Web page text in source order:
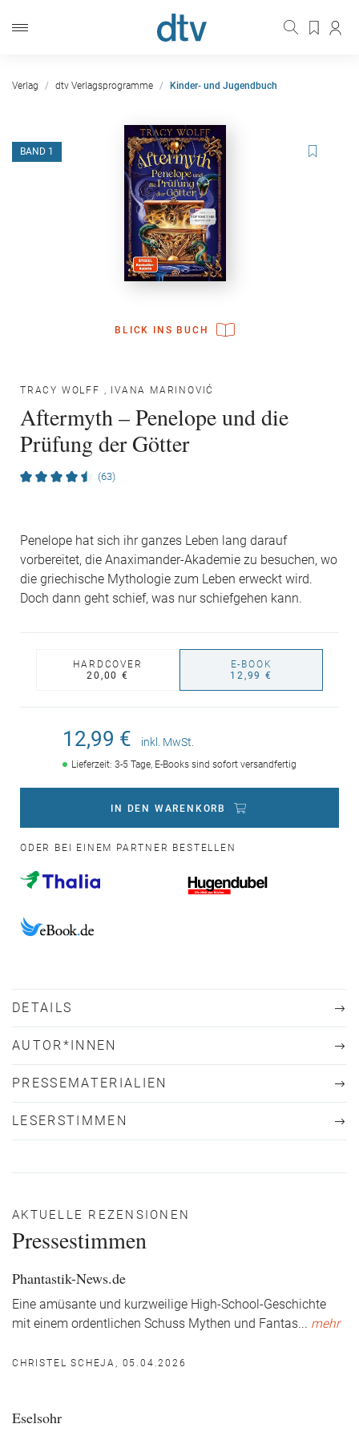
Verlag dtv Verlagsprogramme Kinder- und Jugendbuch
BLICK INS BUCH
BAND 1
TRACY WOLFF , IVANA MARINOVIĆ
Aftermyth – Penelope und die
Prüfung der Götter
(63)
Penelope hat sich ihr ganzes Leben lang darauf
vorbereitet, die Anaximander-Akademie zu besuchen, wo
die griechische Mythologie zum Leben erweckt wird.
Doch dann geht schief, was nur schiefgehen kann.
HARDCOVER
20,00 €
E-BOOK
12,99 €
12,99 € inkl. MwSt.
Lieferzeit: 3-5 Tage, E-Books sind sofort versandfertig
IN DEN WARENKORB
ODER BEI EINEM PARTNER BESTELLEN
DETAILS
AUTOR*INNEN
PRESSEMATERIALIEN
LESERSTIMMEN
AKTUELLE REZENSIONEN
Pressestimmen
Phantastik-News.de
Eine amüsante und kurzweilige High-School-Geschichte
mit einem ordentlichen Schuss Mythen und Fantas... mehr
CHRISTEL SCHEJA, 05.04.2026
Eselsohr